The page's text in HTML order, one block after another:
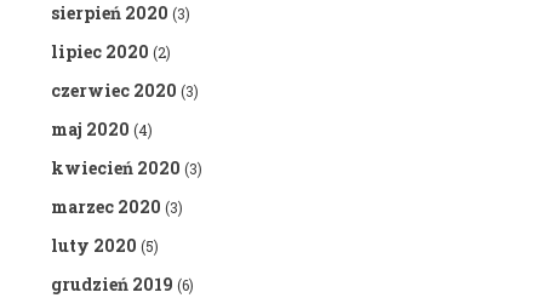
sierpień 2020 (3)
lipiec 2020 (2)
czerwiec 2020 (3)
maj 2020 (4)
kwiecień 2020 (3)
marzec 2020 (3)
luty 2020 (5)
grudzień 2019 (6)